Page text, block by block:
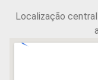
Localização